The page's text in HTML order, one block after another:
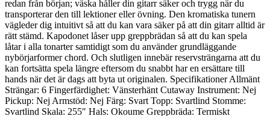
redan från början; väska håller din gitarr säker och trygg när du
transporterar den till lektioner eller övning. Den kromatiska tunern
vägleder dig intuitivt så att du kan vara säker på att din gitarr alltid är
rätt stämd. Kapodonet låser upp greppbrädan så att du kan spela
låtar i alla tonarter samtidigt som du använder grundläggande
nybörjarformer chord. Och slutligen innebär reservsträngarna att du
kan fortsätta spela längre eftersom du snabbt har en ersättare till
hands när det är dags att byta ut originalen. Specifikationer Allmänt
Strängar: 6 Fingerfärdighet: Vänsterhänt Cutaway Instrument: Nej
Pickup: Nej Armstöd: Nej Färg: Svart Topp: Svartlind Stomme:
Svartlind Skala: 255″ Hals: Okoume Greppbräda: Termiskt